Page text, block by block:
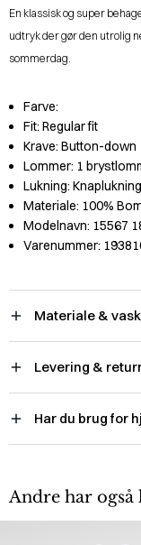
En klassisk og super
udtryk der gør den utrolig
sommerdag.
Farve:
Fit: Regular fit
Krave: Button-down
Lommer: 1
Lukning: Knaplukning
Materiale: 100%
Modelnavn: 15567
Varenummer:
Materiale &
Levering &
Har du brug for
Andre har også